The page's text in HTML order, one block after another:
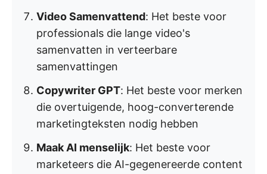
Video Samenvattend: Het beste voor
professionals die lange video's
samenvatten in verteerbare
samenvattingen
Copywriter GPT: Het beste voor merken
die overtuigende, hoog-converterende
marketingteksten nodig hebben
Maak AI menselijk: Het beste voor
marketeers die AI-gegenereerde content